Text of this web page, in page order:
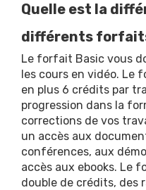
Quelle est la
différents
Le forfait Basic vous
les cours en vidéo. Le
en plus 6 crédits par
progression dans la
corrections de vos
un accès aux
conférences, aux
accès aux ebooks. Le
double de crédits, des